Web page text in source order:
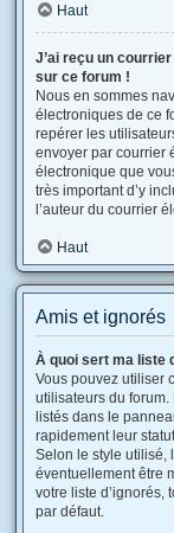
Haut
J’ai reçu un
sur ce forum !
Nous en sommes
électroniques de ce
repérer les
envoyer par courrier
électronique que
très important d’y
l’auteur du courrier
Haut
Amis et ignorés
À quoi sert ma liste
Vous pouvez utiliser
utilisateurs du forum.
listés dans le
rapidement leur
Selon le style utilisé,
éventuellement être
votre liste d’ignorés,
par défaut.